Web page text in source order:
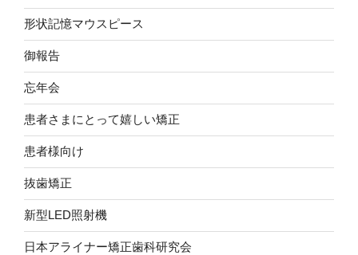
形状記憶マウスピース
御報告
忘年会
患者さまにとって嬉しい矯正
患者様向け
抜歯矯正
新型LED照射機
日本アライナー矯正歯科研究会